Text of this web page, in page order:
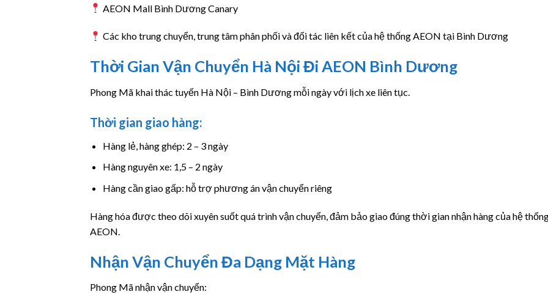
AEON Mall Bình Dương Canary
Các kho trung chuyển, trung tâm phân phối và đối tác liên kết của hệ thống AEON tại Bình Dương
Thời Gian Vận Chuyển Hà Nội Đi AEON Bình Dương
Phong Mã khai thác tuyến Hà Nội – Bình Dương mỗi ngày với lịch xe liên tục.
Thời gian giao hàng:
Hàng lẻ, hàng ghép: 2 – 3 ngày
Hàng nguyên xe: 1,5 – 2 ngày
Hàng cần giao gấp: hỗ trợ phương án vận chuyển riêng
Hàng hóa được theo dõi xuyên suốt quá trình vận chuyển, đảm bảo giao đúng thời gian nhận hàng của hệ
AEON.
Nhận Vận Chuyển Đa Dạng Mặt Hàng
Phong Mã nhận vận chuyển: